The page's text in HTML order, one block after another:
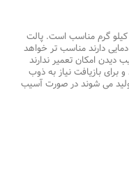
پالت چوبی نیز برای کالایی با وزن ۷۰۰ تا ۱۵۰۰ کیلو گرم مناسب است. پالت
دارند مناسب تر خواهد
امکان تعمیر ندارند
برای بازیافت نیاز به ذوب
می شوند در صورت آسیب